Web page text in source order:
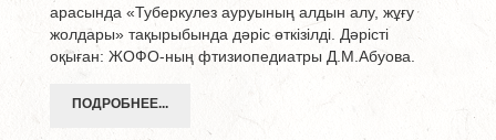
арасында «Туберкулез ауруының алдын алу, жұғу
жолдары» тақырыбында дәріс өткізілді. Дәрісті
оқыған: ЖОФО-ның фтизиопедиатры Д.М.Абуова.
ПОДРОБНЕЕ...